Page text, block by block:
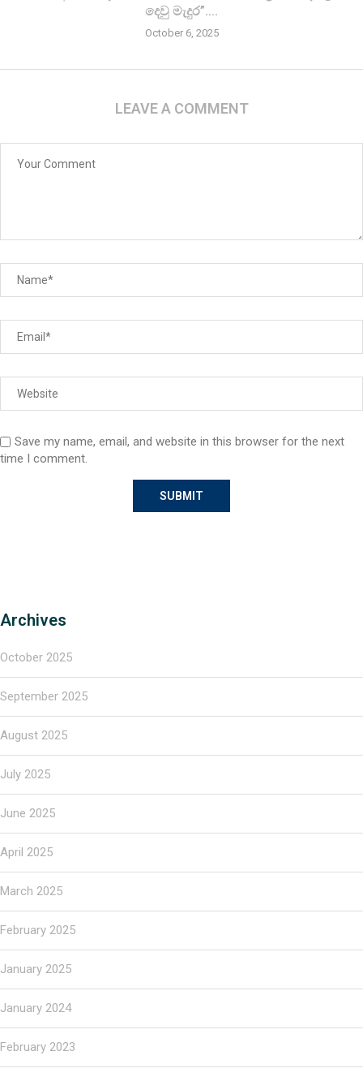
දෙවු මැදුර”….
October 6, 2025
LEAVE A COMMENT
Save my name, email, and website in this browser for the next
time I comment.
Archives
October 2025
September 2025
August 2025
July 2025
June 2025
April 2025
March 2025
February 2025
January 2025
January 2024
February 2023